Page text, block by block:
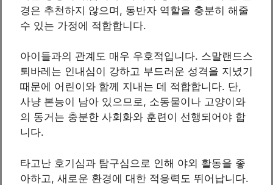
경은 추천하지 않으며, 동반자 역할을 충분히 해줄
수 있는 가정에 적합합니다.
아이들과의 관계도 매우 우호적입니다. 스말랜드스
퇴바레는 인내심이 강하고 부드러운 성격을 지녔기
때문에 어린이와 함께 지내는 데 적합합니다. 단,
사냥 본능이 남아 있으므로, 소동물이나 고양이와
의 동거는 충분한 사회화와 훈련이 선행되어야 합
니다.
타고난 호기심과 탐구심으로 인해 야외 활동을 좋
아하고, 새로운 환경에 대한 적응력도 뛰어납니다.